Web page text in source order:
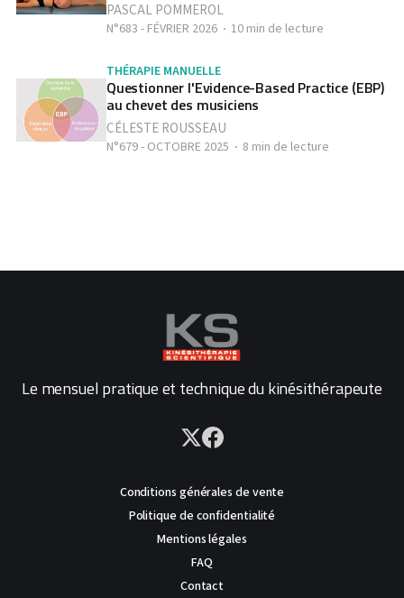
PASCAL POMMEROL
N°683 - FÉVRIER 2026 10 min de lecture
THÉRAPIE MANUELLE
Questionner l'Evidence-Based Practice (EBP)
au chevet des musiciens
CÉLESTE ROUSSEAU
N°679 - OCTOBRE 2025 8 min de lecture
Le mensuel pratique et technique du kinésithérapeute
Conditions générales de vente
Politique de confidentialité
Mentions légales
FAQ
Contact